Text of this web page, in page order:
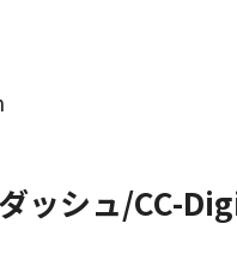
ッシュ/CC-